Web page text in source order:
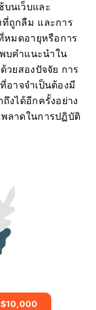
นเว็บและ
ถูกลืม และการ
หมดอายุหรือการ
บคำแนะนำใน
วยสองปัจจัย การ
อาจจำเป็นต้องมี
งได้อีกครั้งอย่าง
ลาดในการปฏิบัติ
$10,000